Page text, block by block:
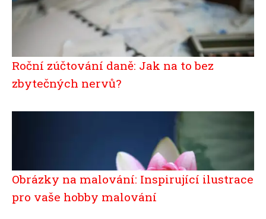
Roční zúčtování daně: Jak na to bez
zbytečných nervů?
Obrázky na malování: Inspirující ilustrace
pro vaše hobby malování